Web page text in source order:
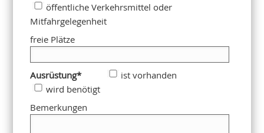
öffentliche Verkehrsmittel oder
Mitfahrgelegenheit
freie Plätze
Ausrüstung*
ist vorhanden
wird benötigt
Bemerkungen